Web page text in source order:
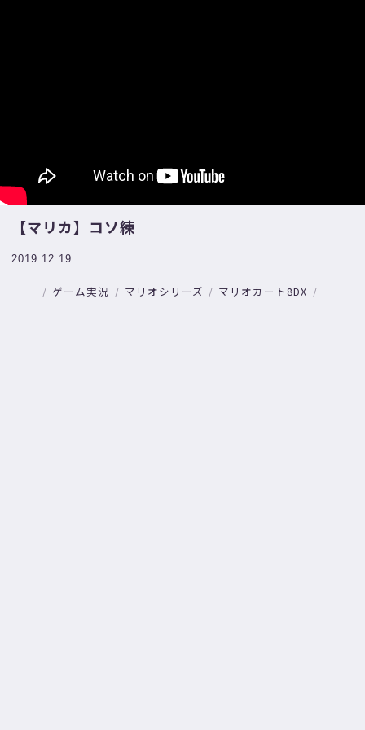
【マリカ】コソ練
2019.12.19
ゲーム実況 マリオシリーズ マリオカート8DX